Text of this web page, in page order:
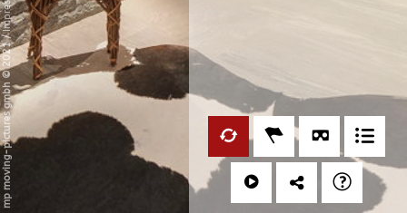
mp moving-pictures gmbh © 2021
/